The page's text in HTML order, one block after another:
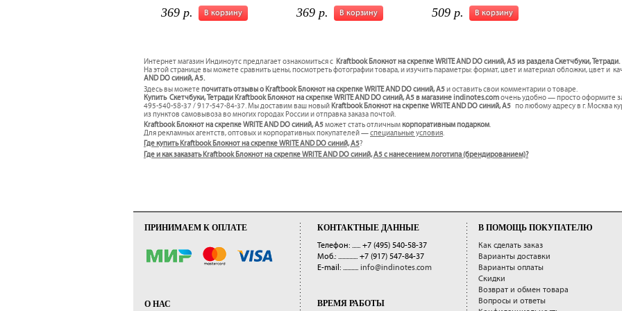
В корзину
369 р. В корзину
369 р. В корзину
509 р.
Интернет магазин Индиноутс предлагает ознакомиться с Kraftbook Блокнот на скрепке WRITE AND DO синий, А5 из раздела Скетчбуки, Тетради.
На этой странице вы можете сравнить цены, посмотреть фотографии товара, и изучить параметры: формат, цвет и материал обложки, цвет и
AND DO синий, А5.
Здесь вы можете почитать отзывы о Kraftbook Блокнот на скрепке WRITE AND DO синий, А5и оставить свои комментарии о товаре.
Купить Скетчбуки, Тетради Kraftbook Блокнот на скрепке WRITE AND DO синий, А5 в магазине indinotes.comочень удобно — просто оформите
495-540-58-37 / 917-547-84-37. Мы доставим ваш новый Kraftbook Блокнот на скрепке WRITE AND DO синий, А5 по любому адресу в г. Москва
из пунктов самовывоза во многих городах России и отправка заказа почтой.
Kraftbook Блокнот на скрепке WRITE AND DO синий, А5может стать отличнымкорпоративным подарком.
Для рекламных агентств, оптовых и корпоративных покупателей —специальные условия.
Где купить Kraftbook Блокнот на скрепке WRITE AND DO синий, А5?
Где и как заказать Kraftbook Блокнот на скрепке WRITE AND DO синий, А5 с нанесением логотипа (брендированием)?
ПРИНИМАЕМ К ОПЛАТЕ
О НАС
КОНТАКТНЫЕ ДАННЫЕ
Телефон: ...... +7 (495) 540-58-37
Моб.: .............. +7 (917) 547-84-37
E-mail: ........... info@indinotes.com
ВРЕМЯ РАБОТЫ
В ПОМОЩЬ ПОКУПАТЕЛЮ
Как сделать заказ
Варианты доставки
Варианты оплаты
Скидки
Возврат и обмен товара
Вопросы и ответы